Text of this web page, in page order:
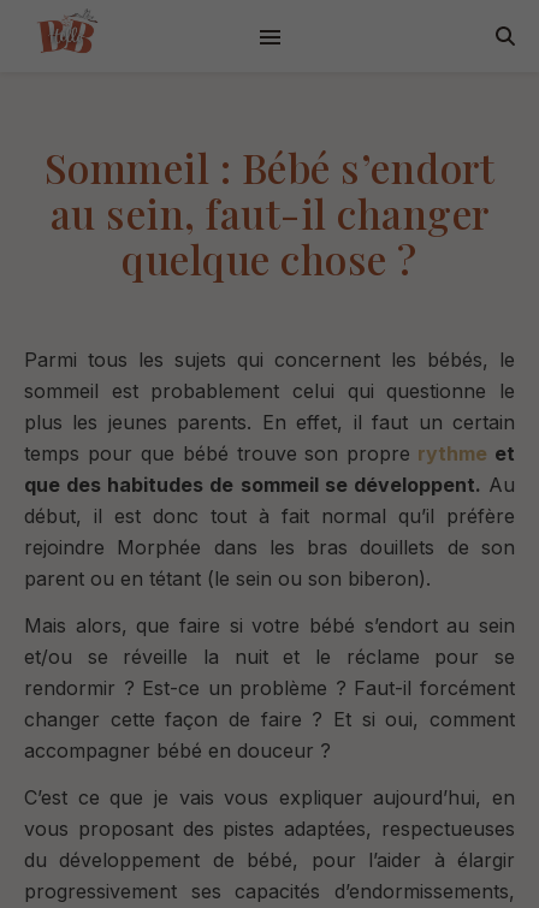
Sommeil : Bébé s’endort
au sein, faut-il changer
quelque chose ?
Parmi tous les sujets qui concernent les bébés, le
sommeil est probablement celui qui questionne le
plus les jeunes parents. En effet, il faut un certain
temps pour que bébé trouve son propre rythme et
que des habitudes de sommeil se développent. Au
début, il est donc tout à fait normal qu’il préfère
rejoindre Morphée dans les bras douillets de son
parent ou en tétant (le sein ou son biberon).
Mais alors, que faire si votre bébé s’endort au sein
et/ou se réveille la nuit et le réclame pour se
rendormir ? Est-ce un problème ? Faut-il forcément
changer cette façon de faire ? Et si oui, comment
accompagner bébé en douceur ?
C’est ce que je vais vous expliquer aujourd’hui, en
vous proposant des pistes adaptées, respectueuses
du développement de bébé, pour l’aider à élargir
progressivement ses capacités d’endormissements,